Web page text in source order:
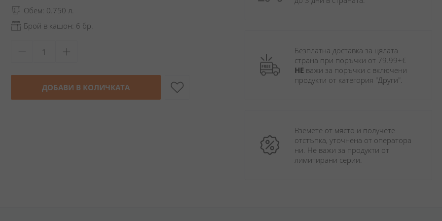
Обем: 0.750 л.
Брой в кашон: 6 бр.
ДОБАВИ В КОЛИЧКАТА
Безплатна доставка за цялата
НЕ важи за поръчки с включени
продукти от категория "Други".
Вземете от място и получете
отстъпка, уточнена от оператора
ни. Не важи за продукти от
лимитирани серии.